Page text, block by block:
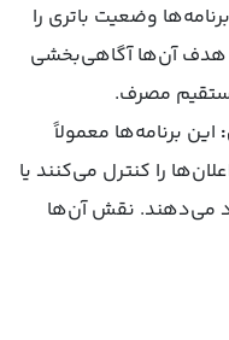
وضعیت باتری را
هدف آن‌ها آگاهی‌بخشی
مصرف.
این برنامه‌ها معمولاً
را کنترل می‌کنند یا
می‌دهند. نقش آن‌ها